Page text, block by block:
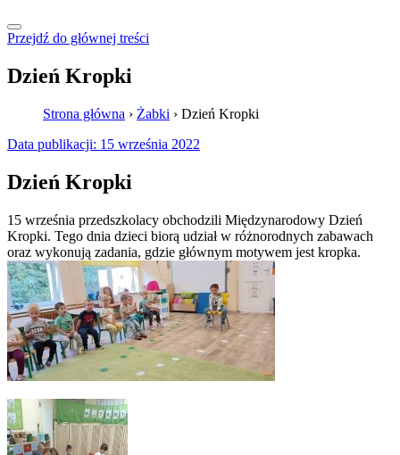
Przejdź do głównej treści
Dzień Kropki
Strona główna › Żabki › Dzień Kropki
Data publikacji: 15 września 2022
Dzień Kropki
15 września przedszkolacy obchodzili Międzynarodowy Dzień
Kropki. Tego dnia dzieci biorą udział w różnorodnych zabawach
oraz wykonują zadania, gdzie głównym motywem jest kropka.